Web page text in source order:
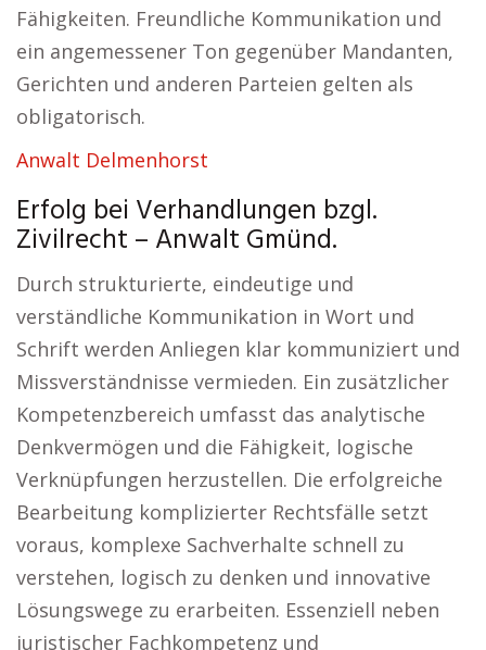
Fähigkeiten. Freundliche Kommunikation und
ein angemessener Ton gegenüber Mandanten,
Gerichten und anderen Parteien gelten als
obligatorisch.
Anwalt Delmenhorst
Erfolg bei Verhandlungen bzgl.
Zivilrecht – Anwalt Gmünd.
Durch strukturierte, eindeutige und
verständliche Kommunikation in Wort und
Schrift werden Anliegen klar kommuniziert und
Missverständnisse vermieden. Ein zusätzlicher
Kompetenzbereich umfasst das analytische
Denkvermögen und die Fähigkeit, logische
Verknüpfungen herzustellen. Die erfolgreiche
Bearbeitung komplizierter Rechtsfälle setzt
voraus, komplexe Sachverhalte schnell zu
verstehen, logisch zu denken und innovative
Lösungswege zu erarbeiten. Essenziell neben
juristischer Fachkompetenz und